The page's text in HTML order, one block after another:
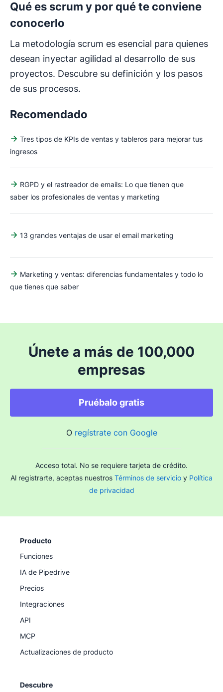
Qué es scrum y por qué te conviene
conocerlo
La metodología scrum es esencial para quienes
desean inyectar agilidad al desarrollo de sus
proyectos. Descubre su definición y los pasos
de sus procesos.
Recomendado
Tres tipos de KPIs de ventas y tableros para mejorar tus
ingresos
RGPD y el rastreador de emails: Lo que tienen que
saber los profesionales de ventas y marketing
13 grandes ventajas de usar el email marketing
Marketing y ventas: diferencias fundamentales y todo lo
que tienes que saber
Únete a más de 100,000
empresas
Pruébalo gratis
O regístrate con Google
Acceso total. No se requiere tarjeta de crédito.
Al registrarte, aceptas nuestros Términos de servicio y Política
de privacidad
Producto
Funciones
IA de Pipedrive
Precios
Integraciones
API
MCP
Actualizaciones de producto
Descubre